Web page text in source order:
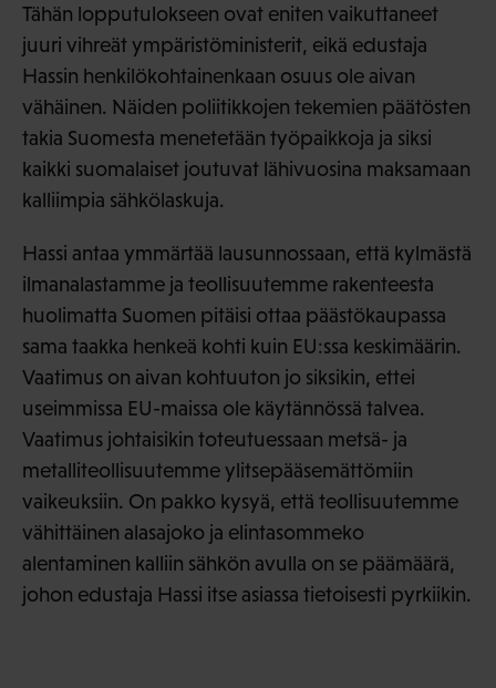
Tähän lopputulokseen ovat eniten vaikuttaneet
juuri vihreät ympäristöministerit, eikä edustaja
Hassin henkilökohtainenkaan osuus ole aivan
vähäinen. Näiden poliitikkojen tekemien päätösten
takia Suomesta menetetään työpaikkoja ja siksi
kaikki suomalaiset joutuvat lähivuosina maksamaan
kalliimpia sähkölaskuja.
Hassi antaa ymmärtää lausunnossaan, että kylmästä
ilmanalastamme ja teollisuutemme rakenteesta
huolimatta Suomen pitäisi ottaa päästökaupassa
sama taakka henkeä kohti kuin EU:ssa keskimäärin.
Vaatimus on aivan kohtuuton jo siksikin, ettei
useimmissa EU-maissa ole käytännössä talvea.
Vaatimus johtaisikin toteutuessaan metsä- ja
metalliteollisuutemme ylitsepääsemättömiin
vaikeuksiin. On pakko kysyä, että teollisuutemme
vähittäinen alasajoko ja elintasommeko
alentaminen kalliin sähkön avulla on se päämäärä,
johon edustaja Hassi itse asiassa tietoisesti pyrkiikin.